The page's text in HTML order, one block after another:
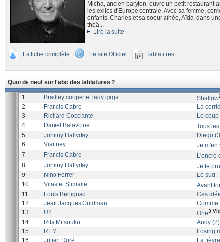
Micha, ancien baryton, ouvre un petit restaurant
les exilés d'Europe centrale. Avec sa femme,
enfants, Charles et sa soeur aînée, Aïda, dans
théâ...
Lire la suite
La fiche complète Le site Officiel Tablatures
Quoi de neuf sur l'abc des tablatures ?
1 Bradley cooper et lady gaga Shallow
2 Francis Cabrel
La
3
Richard Cocciante
Le
4
Daniel Balavoine
Tous
5
Johnny Hallyday
Diego
6
Vianney
Je m'en
7
Francis Cabrel
L'encre
8
Johnny Hallyday
Je te
9
Nino Ferrer
Le sud
10
Vitaa et Slimane
Avant toi
11
Louis Bertignac
Ces
12
Jean Jacques Goldman
Comme
13
U2 One3
14 Rita Mitsouko
Andy (2)
15
REM
Losing
16
Julien Doré
La fièvre